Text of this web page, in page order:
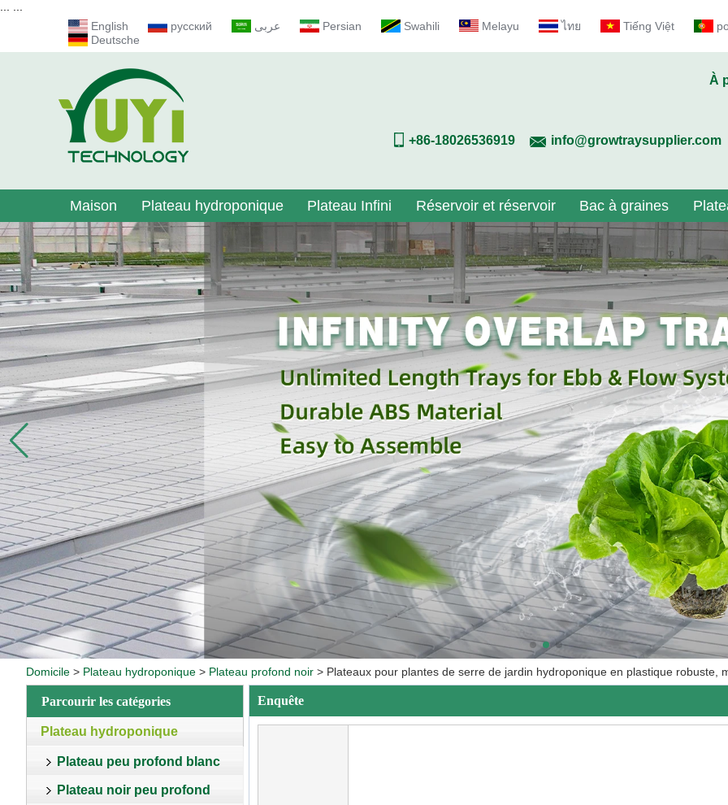
English
русский عربى Persian Swahili Melayu ไทย Tiếng Việt
Deutsche
À
+86-18026536919 info@growtraysupplier.com
Maison Plateau hydroponique Plateau Infini Réservoir et réservoir Bac à graines
Domicile > Plateau hydroponique > Plateau profond noir > Plateaux pour plantes de serre de jardin hydroponique en plastique robuste,
Parcourir les catégories
Plateau hydroponique
Plateau peu profond blanc
Plateau noir peu profond
Enquête